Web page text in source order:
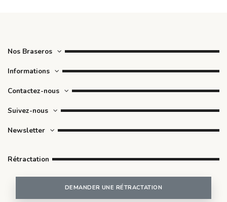
Nos Braseros
Informations
Contactez-nous
Suivez-nous
Newsletter
Rétractation
DEMANDER UNE RÉTRACTATION